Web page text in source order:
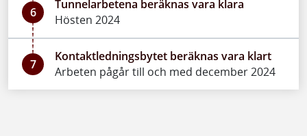
6
Tunnelarbetena beräknas vara klara
Hösten 2024
7
Kontaktledningsbytet beräknas vara klart
Arbeten pågår till och med december 2024